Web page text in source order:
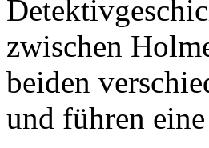
zwischen
beiden
und führen